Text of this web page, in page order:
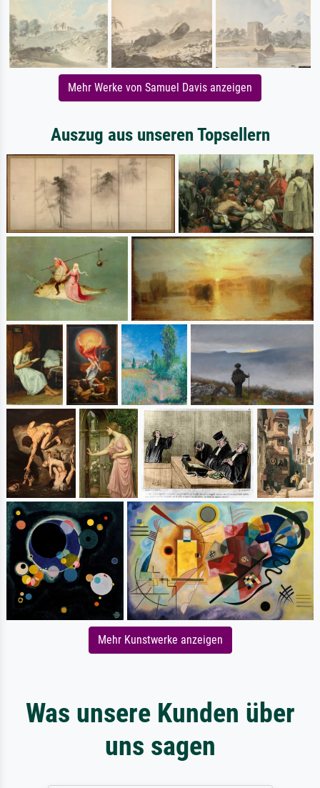
Mehr Werke von Samuel Davis anzeigen
Auszug aus unseren Topsellern
Mehr Kunstwerke anzeigen
Was unsere Kunden über
uns sagen